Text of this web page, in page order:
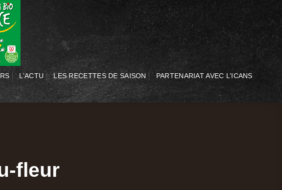
L’ACTU LES RECETTES DE SAISON PARTENARIAT AVEC L’ICANS
fleur